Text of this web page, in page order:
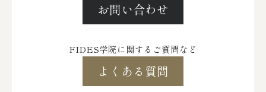
お問い合わせ
FIDES学院に関するご質問など
よくある質問